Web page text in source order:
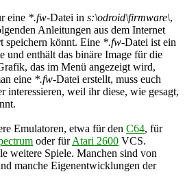
eine *.fw-Datei in s:\odroid\firmware\,
Anleitungen aus dem Internet
speichern könnt. Eine *.fw-Datei ist ein
und enthält das binäre Image für die
das im Menü angezeigt wird,
eine *.fw-Datei erstellt, muss euch
interessieren, weil ihr diese, wie gesagt,
Emulatoren, etwa für den C64, für
oder fürAtari 2600 VCS.
weitere Spiele. Manchen sind von
manche Eigenentwicklungen der